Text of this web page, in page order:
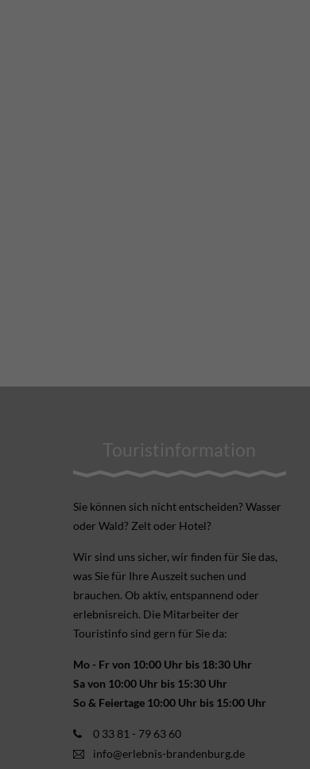
Touristinformation
Sie können sich nicht ent­scheiden? Wasser
oder Wald? Zelt oder Hotel?
Wir sind uns sicher, wir finden für Sie das,
was Sie für Ihre Aus­zeit suchen und
brauchen. Ob aktiv, ent­spannend oder
erlebnis­reich. Die Mitarbeiter der
Touristinfo sind gern für Sie da:
Mo - Fr von 10:00 Uhr bis 18:30 Uhr
Sa von 10:00 Uhr bis 15:30 Uhr
So & Feiertage 10:00 Uhr bis 15:00 Uhr
0 33 81 - 79 63 60
info@erlebnis-brandenburg.de